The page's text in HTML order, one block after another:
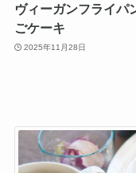
ヴィーガンフライパ
ごケーキ
2025年11月28日